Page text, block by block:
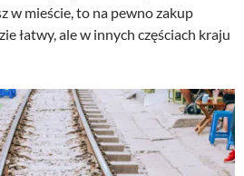
w mieście, to na pewno zakup
łatwy, ale w innych częściach kraju